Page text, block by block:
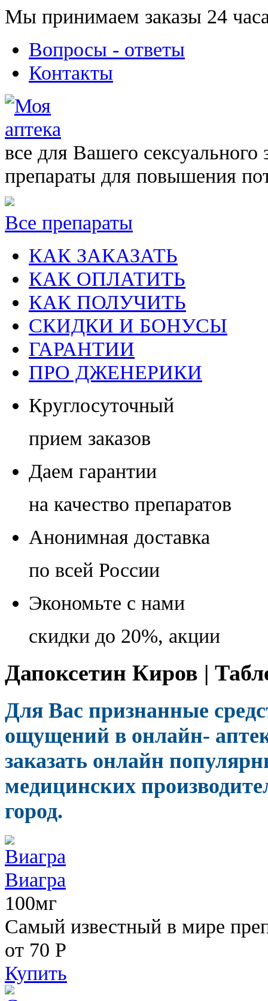
Мы принимаем заказы 24
Вопросы - ответы
Контакты
все для Вашего сексуального
препараты для повышения
Все препараты
КАК ЗАКАЗАТЬ
КАК ОПЛАТИТЬ
КАК ПОЛУЧИТЬ
СКИДКИ И БОНУСЫ
ГАРАНТИИ
ПРО ДЖЕНЕРИКИ
Круглосуточный
прием заказов
Даем гарантии
на качество препаратов
Анонимная доставка
по всей России
Экономьте с нами
скидки до 20%, акции
Дапоксетин Киров |
Для Вас признанные
ощущений в онлайн-
заказать онлайн
медицинских
город.
Виагра
100мг
Самый известный в мире
от 70 Р
Купить